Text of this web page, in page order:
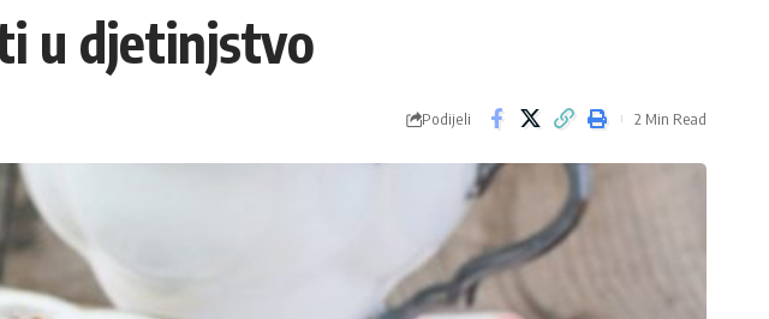
u djetinjstvo
Podijeli 2 Min Read